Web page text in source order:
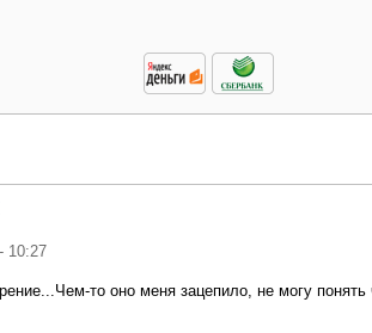
10:27
то оно меня зацепило, не могу понять